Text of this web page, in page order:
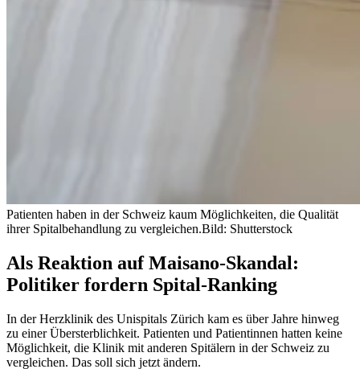
Patienten haben in der Schweiz kaum Möglichkeiten, die Qualität
ihrer Spitalbehandlung zu vergleichen.Bild: Shutterstock
Als Reaktion auf Maisano-Skandal:
Politiker fordern Spital-Ranking
In der Herzklinik des Unispitals Zürich kam es über Jahre hinweg
zu einer Übersterblichkeit. Patienten und Patientinnen hatten keine
Möglichkeit, die Klinik mit anderen Spitälern in der Schweiz zu
vergleichen. Das soll sich jetzt ändern.